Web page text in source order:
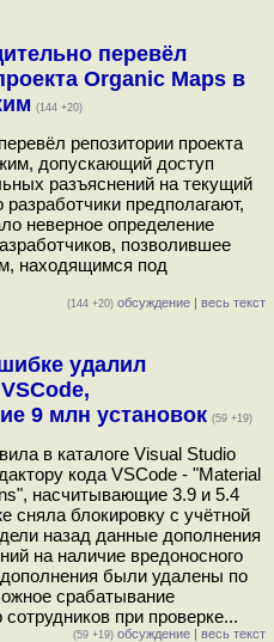
перевёл
Organic Maps в
(144 +20)
репозитории проекта
допускающий доступ
разъяснений на текущий
предполагают,
неверное определение
позволившее
находящимся под
(144 +20) обсуждение | весь текст
удалил
9 млн установок (59 +19)
в каталоге Visual Studio
кода VSCode - "Material
насчитывающие 3.9 и 5.4
сняла блокировку с учётной
назад данные дополнения
на наличие вредоносного
дополнения были удалены по
срабатывание
при проверке...
(59 +19) обсуждение | весь текст